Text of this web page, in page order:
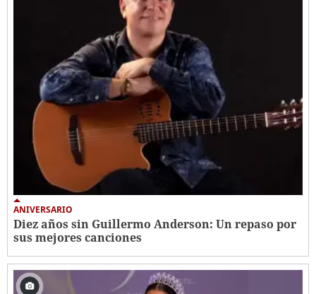
ANIVERSARIO
Diez años sin Guillermo Anderson: Un repaso por
sus mejores canciones